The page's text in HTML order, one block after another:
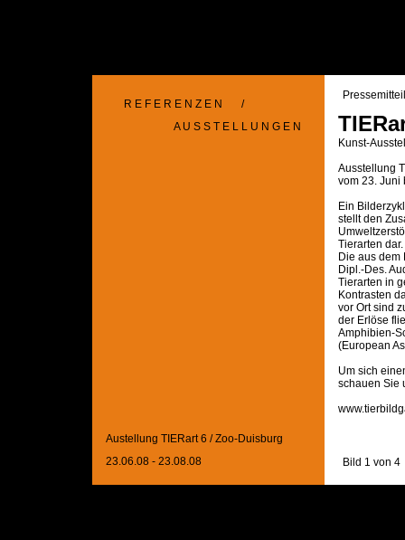
R E F E R E N Z E N
/
A U S S T E L L U N G E N
Austellung TIERart 6 / Zoo-Duisburg
23.06.08 - 23.08.08
Kunst-
Ausstellung
vom 23. Juni
Ein
stellt den
Tierarten dar.
Die aus dem
Dipl.-Des.
Tierarten in
Kontrasten
vor Ort sind
der Erlöse
Amphibien-
(European
Um sich
schauen Sie
Bild 1 von 4